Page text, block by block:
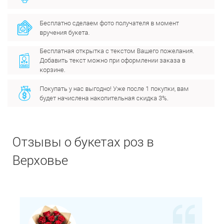
Бесплатно сделаем фото получателя в момент
вручения букета.
Бесплатная открытка с текстом Вашего пожелания.
Добавить текст можно при оформлении заказа в
корзине.
Покупать у нас выгодно! Уже после 1 покупки, вам
будет начислена накопительная скидка 3%.
Отзывы о букетах роз в
Верховье